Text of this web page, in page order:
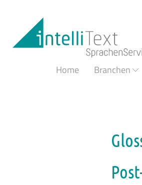
Zum Hauptinhalt springen
Home Branchen